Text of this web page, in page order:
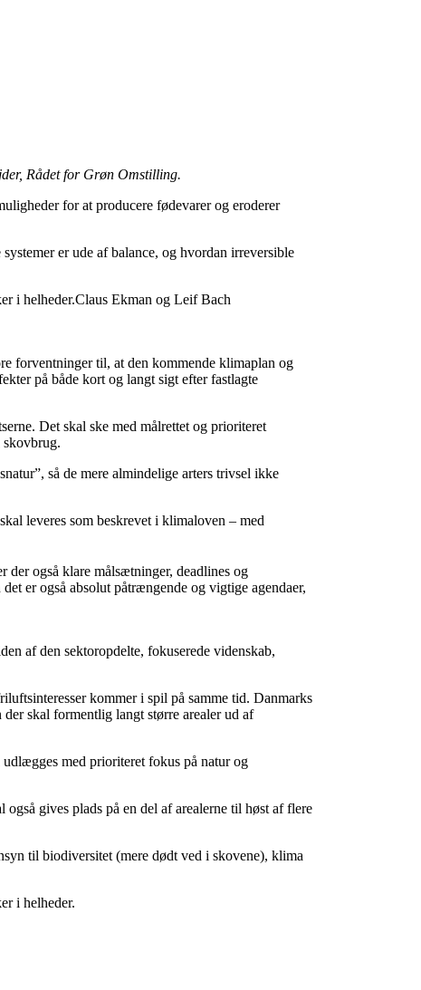
Rådet for Grøn Omstilling.
for at producere fødevarer og eroderer
er ude af balance, og hvordan irreversible
i helheder.Claus Ekman og Leif Bach
forventninger til, at den kommende klimaplan og
på både kort og langt sigt efter fastlagte
Det skal ske med målrettet og prioriteret
skovbrug.
så de mere almindelige arters trivsel ikke
leveres som beskrevet i klimaloven – med
der også klare målsætninger, deadlines og
er også absolut påtrængende og vigtige agendaer,
af den sektoropdelte, fokuserede videnskab,
kommer i spil på samme tid. Danmarks
skal formentlig langt større arealer ud af
med prioriteret fokus på natur og
gives plads på en del af arealerne til høst af flere
til biodiversitet (mere dødt ved i skovene), klima
i helheder.